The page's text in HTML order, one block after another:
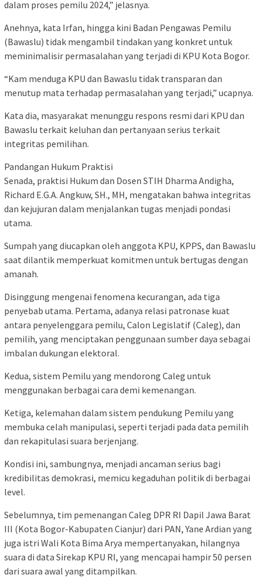
dalam proses pemilu 2024,” jelasnya.
Anehnya, kata Irfan, hingga kini Badan Pengawas Pemilu
(Bawaslu) tidak mengambil tindakan yang konkret untuk
meminimalisir permasalahan yang terjadi di KPU Kota Bogor.
“Kam menduga KPU dan Bawaslu tidak transparan dan
menutup mata terhadap permasalahan yang terjadi,” ucapnya.
Kata dia, masyarakat menunggu respons resmi dari KPU dan
Bawaslu terkait keluhan dan pertanyaan serius terkait
integritas pemilihan.
Pandangan Hukum Praktisi
Senada, praktisi Hukum dan Dosen STIH Dharma Andigha,
Richard E.G.A. Angkuw, SH., MH, mengatakan bahwa integritas
dan kejujuran dalam menjalankan tugas menjadi pondasi
utama.
Sumpah yang diucapkan oleh anggota KPU, KPPS, dan Bawaslu
saat dilantik memperkuat komitmen untuk bertugas dengan
amanah.
Disinggung mengenai fenomena kecurangan, ada tiga
penyebab utama. Pertama, adanya relasi patronase kuat
antara penyelenggara pemilu, Calon Legislatif (Caleg), dan
pemilih, yang menciptakan penggunaan sumber daya sebagai
imbalan dukungan elektoral.
Kedua, sistem Pemilu yang mendorong Caleg untuk
menggunakan berbagai cara demi kemenangan.
Ketiga, kelemahan dalam sistem pendukung Pemilu yang
membuka celah manipulasi, seperti terjadi pada data pemilih
dan rekapitulasi suara berjenjang.
Kondisi ini, sambungnya, menjadi ancaman serius bagi
kredibilitas demokrasi, memicu kegaduhan politik di berbagai
level.
Sebelumnya, tim pemenangan Caleg DPR RI Dapil Jawa Barat
III (Kota Bogor-Kabupaten Cianjur) dari PAN, Yane Ardian yang
juga istri Wali Kota Bima Arya mempertanyakan, hilangnya
suara di data Sirekap KPU RI, yang mencapai hampir 50 persen
dari suara awal yang ditampilkan.